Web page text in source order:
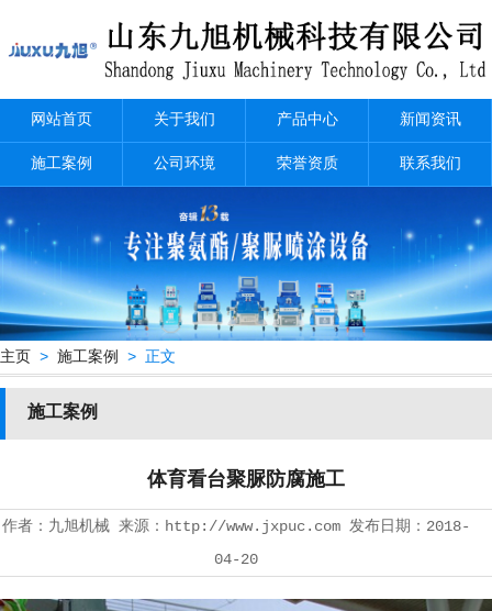
网站首页 关于我们 产品中心 新闻资讯
施工案例 公司环境 荣誉资质 联系我们
主页 > 施工案例 > 正文
施工案例
体育看台聚脲防腐施工
作者：九旭机械 来源：http://www.jxpuc.com 发布日期：2018-
04-20